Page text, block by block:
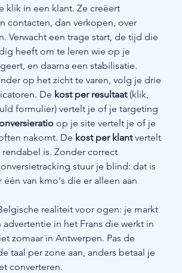
klik in een klant. Ze creëert
contacten, dan verkopen, over
Verwacht een trage start, de tijd die
heeft om te leren wie op je
en daarna een stabilisatie.
op het zicht te varen, volg je drie
De kost per resultaat (klik,
formulier) vertelt je of je targeting
op je site vertelt je of je
nakomt. De kost per klant vertelt
is. Zonder correct
stuur je blind: dat is
van kmo's die er alleen aan
realiteit voor ogen: je markt
advertentie in het Frans die werkt in
zomaar in Antwerpen. Pas de
taal per zone aan, anders betaal je
converteren.